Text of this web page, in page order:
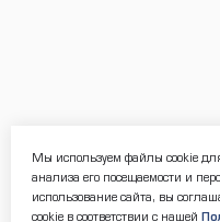
Мы используем файлы cookie
анализа его посещаемости и
использование сайта, вы
cookie в соответствии с нашей